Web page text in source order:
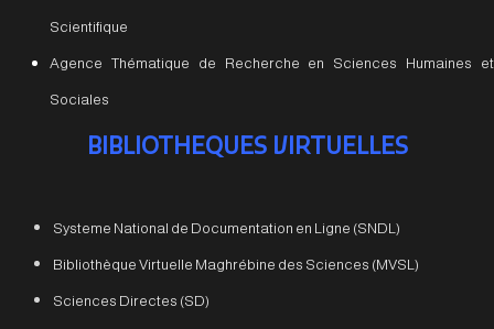
Scientifique
Agence Thématique de Recherche en Sciences Humaines et
Sociales
BIBLIOTHEQUES VIRTUELLES
Systeme National de Documentation en Ligne (SNDL)
Bibliothèque Virtuelle Maghrébine des Sciences (MVSL)
Sciences Directes (SD)